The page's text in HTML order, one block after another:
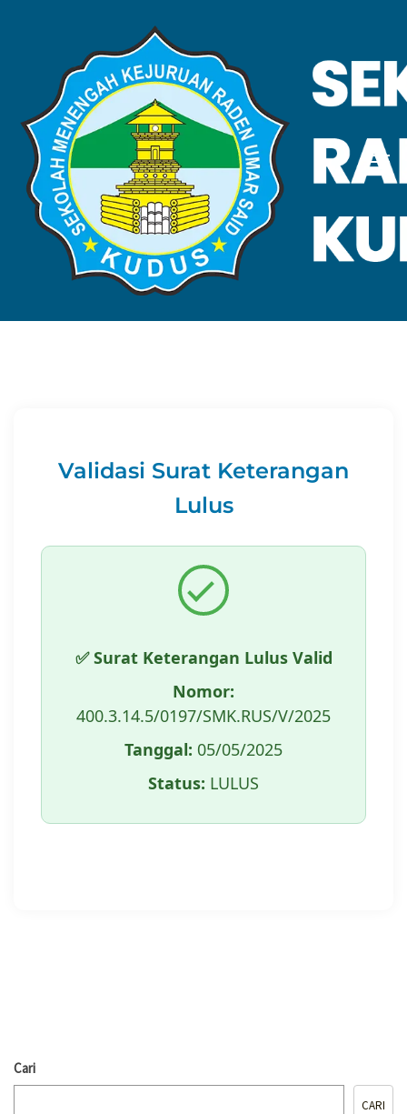
VALIDASI SKL
Validasi SKL
Validasi Surat Keterangan
Lulus
✅ Surat Keterangan Lulus Valid
Nomor:
400.3.14.5/0197/SMK.RUS/V/2025
Tanggal: 05/05/2025
Status: LULUS
Cari
CARI